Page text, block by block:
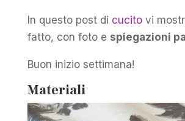
In questo post di cucitovi
fatto, con foto e spiegazioni
Buon inizio settimana!
Materiali